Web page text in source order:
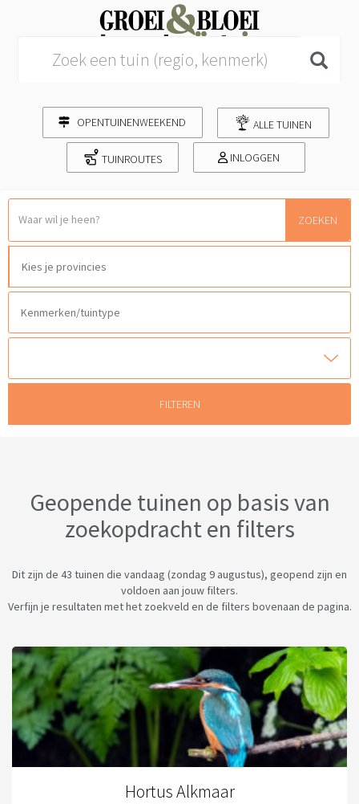
OPENTUINENWEEKEND ALLE TUINEN
TUINROUTES INLOGGEN
ZOEKEN
Geopende tuinen op basis van
zoekopdracht en filters
Dit zijn de 43 tuinen die vandaag (zondag 9 augustus), geopend zijn en
voldoen aan jouw filters.
Verfijn je resultaten met het zoekveld en de filters bovenaan de pagina.
Hortus Alkmaar